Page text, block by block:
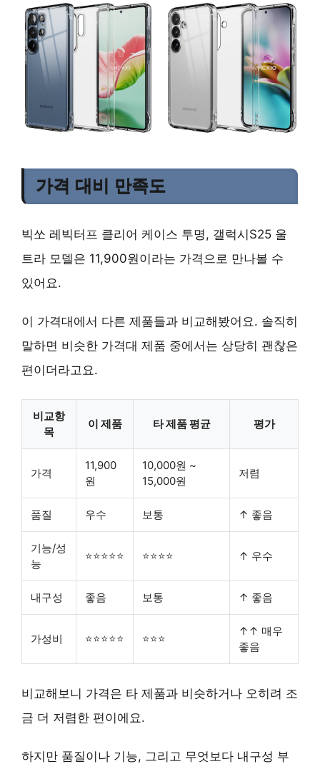
가격 대비 만족도
빅쏘 레빅터프 클리어 케이스 투명, 갤럭시S25 울
트라 모델은 11,900원이라는 가격으로 만나볼 수
있어요.
이 가격대에서 다른 제품들과 비교해봤어요. 솔직히
말하면 비슷한 가격대 제품 중에서는 상당히 괜찮은
편이더라고요.
비교항
목
이 제품 타 제품 평균 평가
가격
11,900
원
10,000원 ~
15,000원
저렴
품질 우수 보통 ↑ 좋음
기능/성
능
⭐⭐⭐⭐⭐ ⭐⭐⭐⭐ ↑ 우수
내구성 좋음 보통 ↑ 좋음
가성비 ⭐⭐⭐⭐⭐ ⭐⭐⭐
↑↑ 매우
좋음
비교해보니 가격은 타 제품과 비슷하거나 오히려 조
금 더 저렴한 편이에요.
하지만 품질이나 기능, 그리고 무엇보다 내구성 부